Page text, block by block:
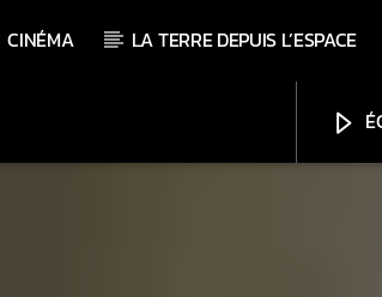
CINÉMA LA TERRE DEPUIS L’ESPACE